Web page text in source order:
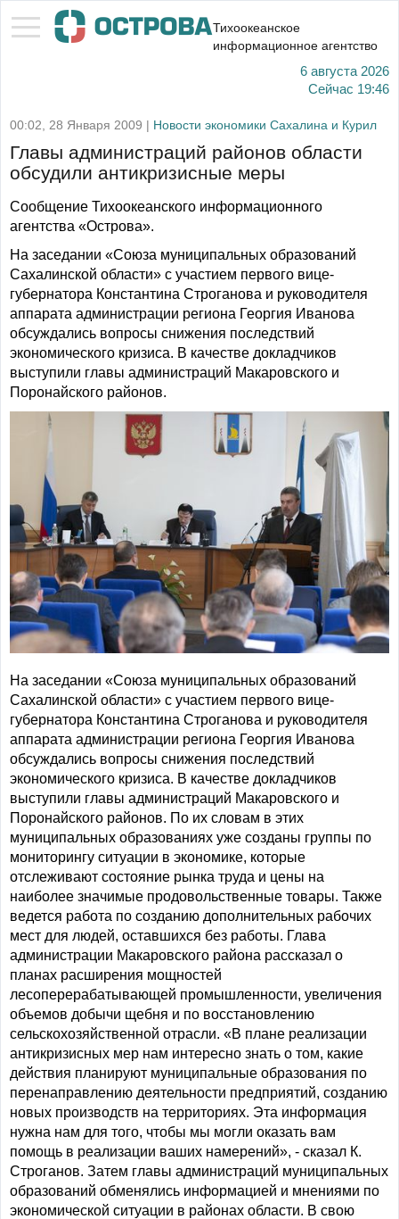
Тихоокеанское
информационное агентство
6 августа 2026
Сейчас 19:46
00:02, 28 Января 2009 | Новости экономики Сахалина и Курил
Главы администраций районов области
обсудили антикризисные меры
Сообщение Тихоокеанского информационного
агентства «Острова».
На заседании «Союза муниципальных образований
Сахалинской области» с участием первого вице-
губернатора Константина Строганова и руководителя
аппарата администрации региона Георгия Иванова
обсуждались вопросы снижения последствий
экономического кризиса. В качестве докладчиков
выступили главы администраций Макаровского и
Поронайского районов.
На заседании «Союза муниципальных образований
Сахалинской области» с участием первого вице-
губернатора Константина Строганова и руководителя
аппарата администрации региона Георгия Иванова
обсуждались вопросы снижения последствий
экономического кризиса. В качестве докладчиков
выступили главы администраций Макаровского и
Поронайского районов. По их словам в этих
муниципальных образованиях уже созданы группы по
мониторингу ситуации в экономике, которые
отслеживают состояние рынка труда и цены на
наиболее значимые продовольственные товары. Также
ведется работа по созданию дополнительных рабочих
мест для людей, оставшихся без работы. Глава
администрации Макаровского района рассказал о
планах расширения мощностей
лесоперерабатывающей промышленности, увеличения
объемов добычи щебня и по восстановлению
сельскохозяйственной отрасли. «В плане реализации
антикризисных мер нам интересно знать о том, какие
действия планируют муниципальные образования по
перенаправлению деятельности предприятий, созданию
новых производств на территориях. Эта информация
нужна нам для того, чтобы мы могли оказать вам
помощь в реализации ваших намерений», - сказал К.
Строганов. Затем главы администраций муниципальных
образований обменялись информацией и мнениями по
экономической ситуации в районах области. В свою